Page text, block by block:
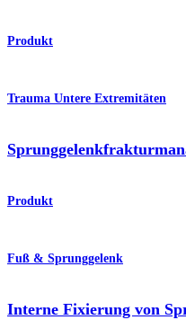
Produkt
Trauma Untere Extremitäten
Produkt
Fuß & Sprunggelenk
Interne Fixierung von